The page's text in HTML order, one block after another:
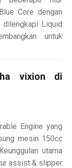
Core dengan
dilengkapi Liquid
untuk
vixion di
Engine yang
mesin 150cc
utama
assist & slipper